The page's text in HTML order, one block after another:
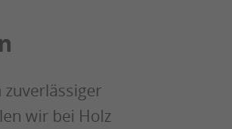
wir bei Holz